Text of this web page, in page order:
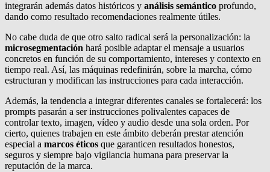
integrarán además datos históricos y análisis semántico profundo,
dando como resultado recomendaciones realmente útiles.
No cabe duda de que otro salto radical será la personalización: la
microsegmentación hará posible adaptar el mensaje a usuarios
concretos en función de su comportamiento, intereses y contexto en
tiempo real. Así, las máquinas redefinirán, sobre la marcha, cómo
estructuran y modifican las instrucciones para cada interacción.
Además, la tendencia a integrar diferentes canales se fortalecerá: los
prompts pasarán a ser instrucciones polivalentes capaces de
controlar texto, imagen, vídeo y audio desde una sola orden. Por
cierto, quienes trabajen en este ámbito deberán prestar atención
especial a marcos éticos que garanticen resultados honestos,
seguros y siempre bajo vigilancia humana para preservar la
reputación de la marca.